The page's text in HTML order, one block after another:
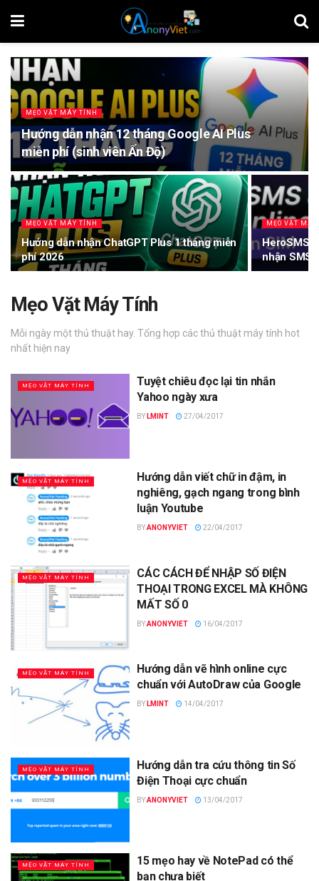
MẸO VẶT MÁY TÍNH
Hướng dẫn nhận 12 tháng Google AI Plus
miễn phí (sinh viên Ấn Độ)
MẸO VẶT MÁY TÍNH
Hướng dẫn nhận ChatGPT Plus 1 tháng miễn
phí 2026
MẸO VẶT
HeroSMS
nhận SMS
Mẹo Vặt Máy Tính
Mỗi ngày một thủ thuật hay. Tổng hợp các thủ thuật máy tính hot
nhất hiện nay
MẸO VẶT MÁY TÍNH
Tuyệt chiêu đọc lại tin nhắn
Yahoo ngày xưa
BY LMINT 27/04/2017
MẸO VẶT MÁY TÍNH
Hướng dẫn viết chữ in đậm, in
nghiêng, gạch ngang trong bình
luận Youtube
BYANONYVIET 22/04/2017
MẸO VẶT MÁY TÍNH
CÁC CÁCH ĐỂ NHẬP SỐ ĐIỆN
THOẠI TRONG EXCEL MÀ KHÔNG
MẤT SỐ 0
BYANONYVIET 16/04/2017
MẸO VẶT MÁY TÍNH
Hướng dẫn vẽ hình online cực
chuẩn với AutoDraw của Google
BY LMINT 14/04/2017
MẸO VẶT MÁY TÍNH
Hướng dẫn tra cứu thông tin Số
Điện Thoại cực chuẩn
BYANONYVIET 13/04/2017
MẸO VẶT MÁY TÍNH
15 mẹo hay về NotePad có thể
bạn chưa biết